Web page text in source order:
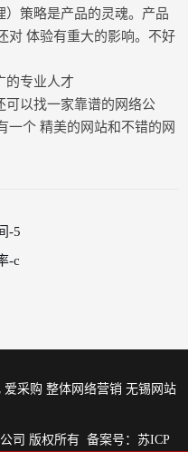
策略是产品的灵魂。产品
对 体验有重大的影响。不好
的专业人才
可以找一家靠谱的网络公
一个 精美的网站和不错的网
-5
-c
采购 整体网络营销 无锡网站
司 版权所有 备案号： 苏ICP